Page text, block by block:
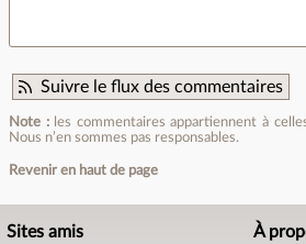
Suivre le flux des commentaires
Note :les commentaires appartiennent à
Nous n’en sommes pas responsables.
Revenir en haut de page
Sites amis À